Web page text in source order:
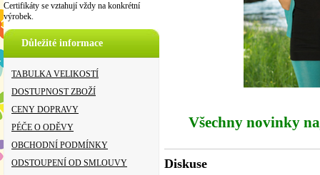
Certifikáty se vztahují vždy na konkrétní
výrobek.
Důležité informace
TABULKA VELIKOSTÍ
DOSTUPNOST ZBOŽÍ
CENY DOPRAVY
PÉČE O ODĚVY
OBCHODNÍ PODMÍNKY
ODSTOUPENÍ OD SMLOUVY
Všechny novinky
Diskuse